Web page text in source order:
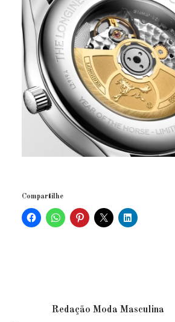
Compartilhe
Redação Moda Masculina